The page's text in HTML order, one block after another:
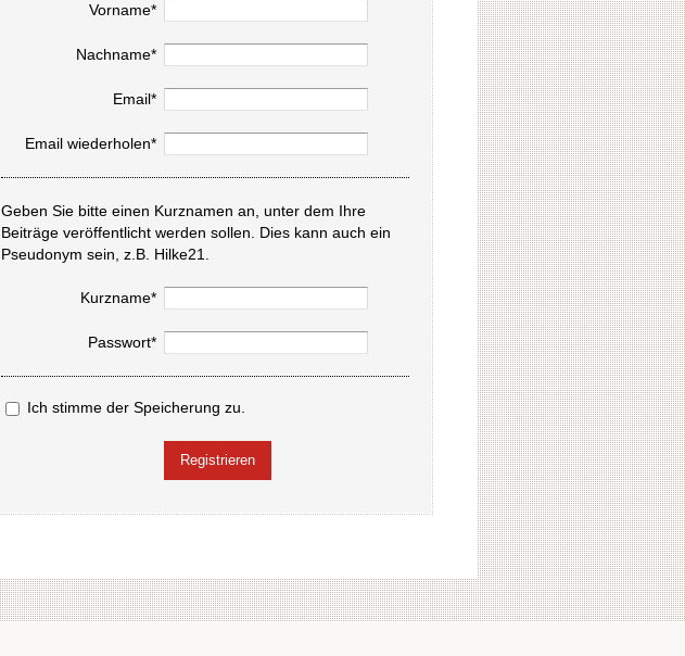
Vorname*
Nachname*
Email*
Email wiederholen*
Geben Sie bitte einen Kurznamen an, unter dem Ihre
Beiträge veröffentlicht werden sollen. Dies kann auch ein
Pseudonym sein, z.B. Hilke21.
Kurzname*
Passwort*
Ich stimme der Speicherung zu.